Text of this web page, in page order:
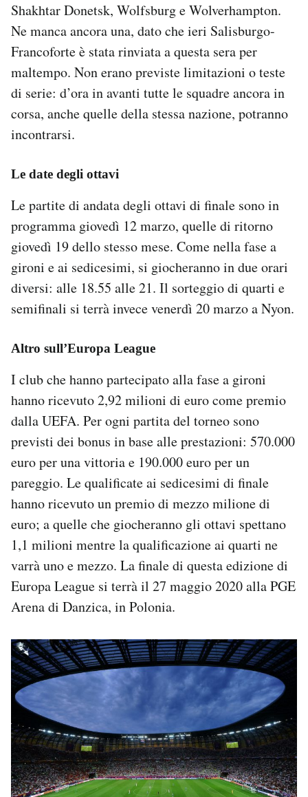
Shakhtar Donetsk, Wolfsburg e Wolverhampton.
Ne manca ancora una, dato che ieri Salisburgo-
Francoforte è stata rinviata a questa sera per
maltempo. Non erano previste limitazioni o teste
di serie: d’ora in avanti tutte le squadre ancora in
corsa, anche quelle della stessa nazione, potranno
incontrarsi.
Le date degli ottavi
Le partite di andata degli ottavi di finale sono in
programma giovedì 12 marzo, quelle di ritorno
giovedì 19 dello stesso mese. Come nella fase a
gironi e ai sedicesimi, si giocheranno in due orari
diversi: alle 18.55 alle 21. Il sorteggio di quarti e
semifinali si terrà invece venerdì 20 marzo a Nyon.
Altro sull’Europa League
I club che hanno partecipato alla fase a gironi
hanno ricevuto 2,92 milioni di euro come premio
dalla UEFA. Per ogni partita del torneo sono
previsti dei bonus in base alle prestazioni: 570.000
euro per una vittoria e 190.000 euro per un
pareggio. Le qualificate ai sedicesimi di finale
hanno ricevuto un premio di mezzo milione di
euro; a quelle che giocheranno gli ottavi spettano
1,1 milioni mentre la qualificazione ai quarti ne
varrà uno e mezzo. La finale di questa edizione di
Europa League si terrà il 27 maggio 2020 alla PGE
Arena di Danzica, in Polonia.